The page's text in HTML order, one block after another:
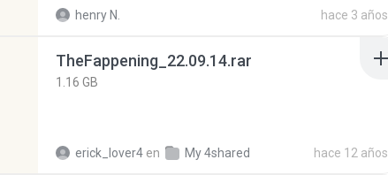
henry N. hace 3 años
TheFappening_22.09.14.rar
1.16 GB
erick_lover4 en My 4shared hace 12 años